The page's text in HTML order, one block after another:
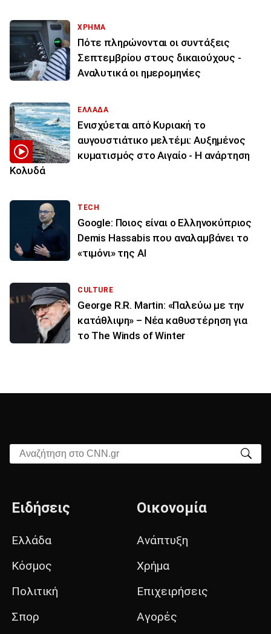
ΧΡΗΜΑ
Πότε πληρώνονται οι συντάξεις
Σεπτεμβρίου στους δικαιούχους -
Αναλυτικά οι ημερομηνίες
ΕΛΛΑΔΑ
Ενισχύεται από Κυριακή το
αυγουστιάτικο μελτέμι: Αυξημένος
κυματισμός στο Αιγαίο - Η ανάρτηση
Κολυδά
TECH
Google: Ποιος είναι ο Ελληνοκύπριος
Demis Hassabis που αναλαμβάνει το
«τιμόνι» της ΑΙ
CULTURE
George R.R. Martin: «Παλεύω με την
κατάθλιψη» – Νέα καθυστέρηση για
το The Winds of Winter
Αναζήτηση στο CNN.gr
Ειδήσεις
Ελλάδα
Κόσμος
Πολιτική
Σπορ
Οικονομία
Ανάπτυξη
Χρήμα
Επιχειρήσεις
Αγορές